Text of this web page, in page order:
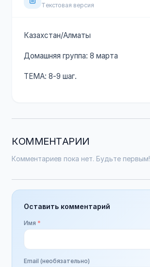
Текстовая версия
Казахстан/Алматы
Домашняя группа: 8 марта
ТЕМА: 8-9 шаг.
КОММЕНТАРИИ
Комментариев пока нет. Будьте первым!
Оставить комментарий
Имя *
Email (необязательно)